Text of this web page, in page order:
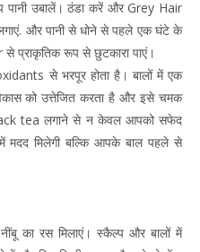
उबालें। ठंडा करें और Grey Hair
और पानी से धोने से पहले एक घंटे के
प्राकृतिक रूप से छुटकारा पाएं।
से भरपूर होता है। बालों में एक
को उत्तेजित करता है और इसे चमक
tea लगाने से न केवल आपको सफेद
मदद मिलेगी बल्कि आपके बाल पहले से
का रस मिलाएं। स्कैल्प और बालों में